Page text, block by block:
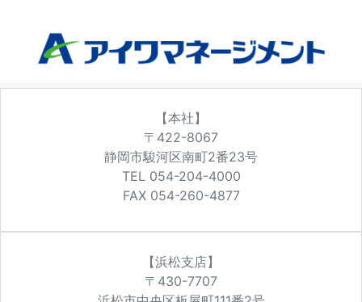
【本社】
〒422-8067
静岡市駿河区南町2番23号
TEL 054-204-4000
FAX 054-260-4877
【浜松支店】
〒430-7707